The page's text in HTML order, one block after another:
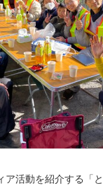
ア活動を紹介する「